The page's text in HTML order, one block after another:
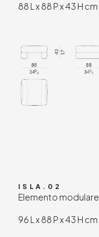
88 L x 88 P x 43 H cm
ISLA.02
Elemento modulare
96 L x 88 P x 43 H cm